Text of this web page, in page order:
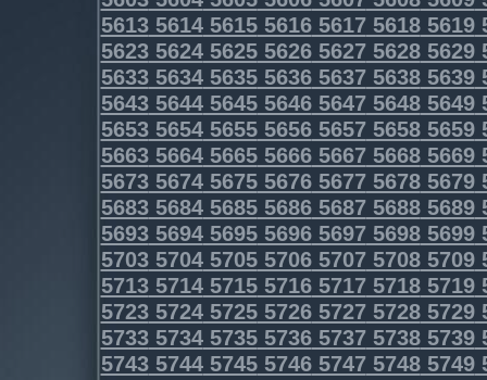
5613561456155616561756185619
5623562456255626562756285629
5633563456355636563756385639
5643564456455646564756485649
5653565456555656565756585659
5663566456655666566756685669
5673567456755676567756785679
5683568456855686568756885689
5693569456955696569756985699
5703570457055706570757085709
5713571457155716571757185719
5723572457255726572757285729
5733573457355736573757385739
5743574457455746574757485749